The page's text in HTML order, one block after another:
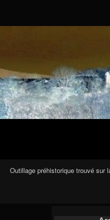
Outillage préhistorique trouvé sur